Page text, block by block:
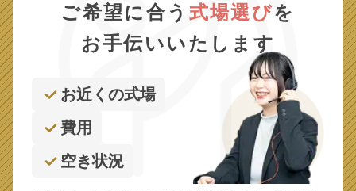
ご希望に合う 式場選びを
お手伝いいたします
お近くの式場
費用
空き状況